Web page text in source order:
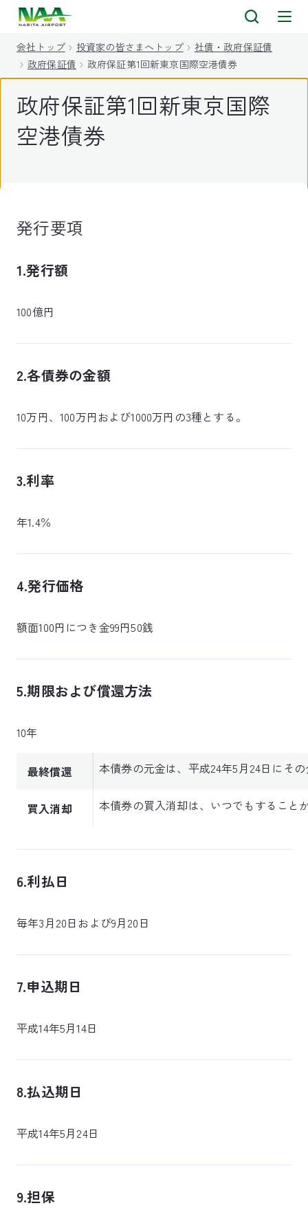
会社トップ 投資家の皆さまへトップ
社債・政府保証債
政府保証債
政府保証第1回新東京国際空港債券
政府保証第1回新東京国際
空港債券
発行要項
1.発行額
100億円
2.各債券の金額
10万円、100万円および1000万円の3種とする。
3.利率
年1.4％
4.発行価格
額面100円につき金99円50銭
5.期限および償還方法
10年
最終償還 本債券の元金は、平成24年5月24日にそ
買入消却 本債券の買入消却は、いつでもすること
6.利払日
毎年3月20日および9月20日
7.申込期日
平成14年5月14日
8.払込期日
平成14年5月24日
9.担保